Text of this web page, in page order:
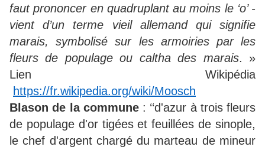
faut prononcer en quadruplant au moins le ‘o’ -
vient d’un terme vieil allemand qui signifie
marais, symbolisé sur les armoiries par les
fleurs de populage ou caltha des marais. »
Lien Wikipédia
https://fr.wikipedia.org/wiki/Moosch
Blason de la commune: ‘‘d'azur à trois fleurs
de populage d'or tigées et feuillées de sinople,
le chef d'argent chargé du marteau de mineur